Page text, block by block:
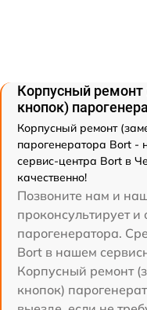
Корпусный ремонт
кнопок)
Корпусный ремонт
парогенератора Bort -
сервис-центра Bort в
качественно!
Позвоните нам и
проконсультирует и
парогенератора.
Bort в нашем
Корпусный ремонт
кнопок)